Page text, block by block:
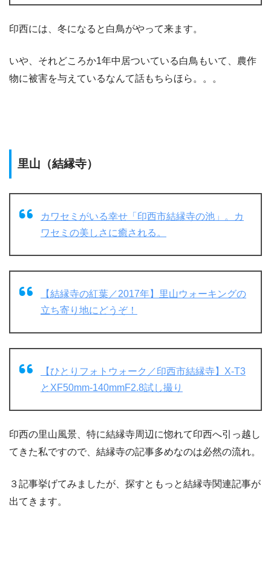
印西には、冬になると白鳥がやって来ます。
いや、それどころか1年中居ついている白鳥もいて、農作
物に被害を与えているなんて話もちらほら。。。
里山（結縁寺）
カワセミがいる幸せ「印西市結縁寺の池」。カ
ワセミの美しさに癒される。
【結縁寺の紅葉／2017年】里山ウォーキングの
立ち寄り地にどうぞ！
【ひとりフォトウォーク／印西市結縁寺】X-T3
とXF50mm-140mmF2.8試し撮り
印西の里山風景、特に結縁寺周辺に惚れて印西へ引っ越し
てきた私ですので、結縁寺の記事多めなのは必然の流れ。
３記事挙げてみましたが、探すともっと結縁寺関連記事が
出てきます。